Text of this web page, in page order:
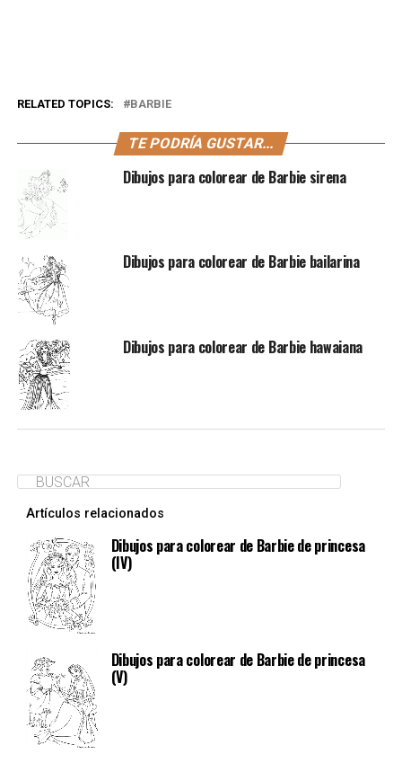
RELATED TOPICS: BARBIE
TE PODRÍA GUSTAR...
Dibujos para colorear de Barbie sirena
Dibujos para colorear de Barbie bailarina
Dibujos para colorear de Barbie hawaiana
Artículos relacionados
Dibujos para colorear de Barbie de princesa
(IV)
Dibujos para colorear de Barbie de princesa
(V)